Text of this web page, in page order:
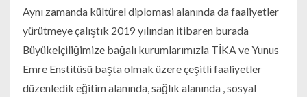
Aynı zamanda kültürel diplomasi alanında da faaliyetler
yürütmeye çalıştık 2019 yılından itibaren burada
Büyükelçiliğimize bağalı kurumlarımızla TİKA ve Yunus
Emre Enstitüsü başta olmak üzere çeşitli faaliyetler
düzenledik eğitim alanında, sağlık alanında , sosyal